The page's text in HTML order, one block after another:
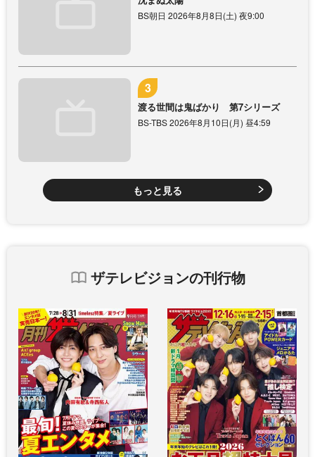
BS朝日 2026年8月8日(土) 夜9:00
渡る世間は鬼ばかり 第7シリーズ
BS-TBS 2026年8月10日(月) 昼4:59
もっと見る
ザテレビジョンの刊行物